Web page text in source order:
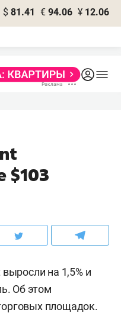
$ 81.41 € 94.06 ¥ 12.06
$103
на 1,5% и
Об этом
площадок.